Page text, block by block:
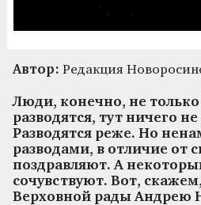
Автор: Редакция
Люди, конечно, не
разводятся, тут ничего
Разводятся реже. Но
разводами, в отличие от
поздравляют. А
сочувствуют. Вот,
Верховной рады Андрею